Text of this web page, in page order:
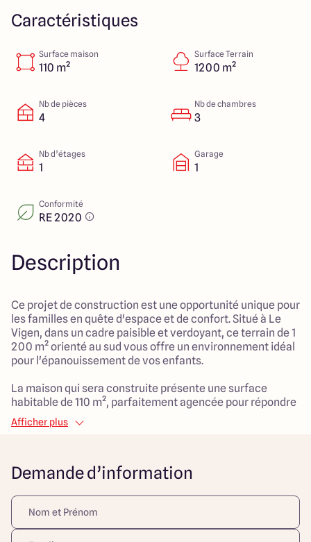
Caractéristiques
Surface maison
110 m²
Surface Terrain
1200 m²
Nb de pièces
4
Nb de chambres
3
Nb d’étages
1
Garage
1
Conformité
RE 2020
Description
Ce projet de construction est une opportunité unique pour
les familles en quête d'espace et de confort. Situé à Le
Vigen, dans un cadre paisible et verdoyant, ce terrain de 1
200 m² orienté au sud vous offre un environnement idéal
pour l'épanouissement de vos enfants.
La maison qui sera construite présente une surface
habitable de 110 m², parfaitement agencée pour répondre
aux besoins d'une vie de famille. Avec ses 4 pièces, dont 3
chambres spacieuses, le logement dispose d'un généreux
est assuré grâce à un système de chauffage par pompe à
garage intégré complète ce projet, apportant praticité et
rangement à votre quotidien.
Afficher plus
Demande d’information